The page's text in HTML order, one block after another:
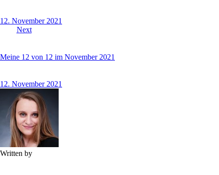
12. November 2021
Next
Meine 12 von 12 im November 2021
12. November 2021
Written by